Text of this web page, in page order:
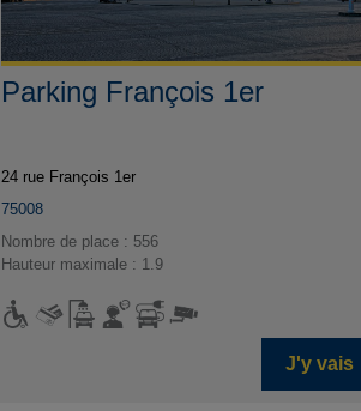
Parking François 1er
24 rue François 1er
75008
Nombre de place : 556
Hauteur maximale : 1.9
J'y vais